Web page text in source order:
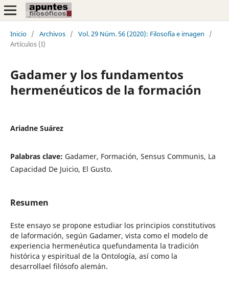
Inicio / Archivos / Vol. 29 Núm. 56 (2020): Filosofía e imagen
/
Artículos (I)
Gadamer y los fundamentos
hermenéuticos de la formación
Ariadne Suárez
Palabras clave: Gadamer, Formación, Sensus Communis, La
Capacidad De Juicio, El Gusto.
Resumen
Este ensayo se propone estudiar los principios constitutivos
de laformación, según Gadamer, vista como el modelo de
experiencia hermenéutica quefundamenta la tradición
histórica y espiritual de la Ontología, así como la
desarrollael filósofo alemán.